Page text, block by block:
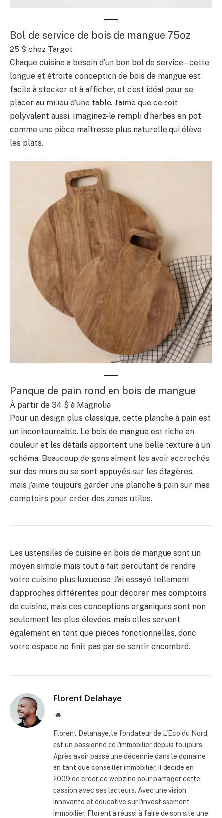
Bol de service de bois de mangue 75oz
25 $ chez Target
Chaque cuisine a besoin d’un bon bol de service – cette
longue et étroite conception de bois de mangue est
facile à stocker et à afficher, et c’est idéal pour se
placer au milieu d’une table. J’aime que ce soit
polyvalent aussi. Imaginez-le rempli d’herbes en pot
comme une pièce maîtresse plus naturelle qui élève
les plats.
Panque de pain rond en bois de mangue
À partir de 34 $ à Magnolia
Pour un design plus classique, cette planche à pain est
un incontournable. Le bois de mangue est riche en
couleur et les détails apportent une belle texture à un
schéma. Beaucoup de gens aiment les avoir accrochés
sur des murs ou se sont appuyés sur les étagères,
mais j’aime toujours garder une planche à pain sur mes
comptoirs pour créer des zones utiles.
Les ustensiles de cuisine en bois de mangue sont un
moyen simple mais tout à fait percutant de rendre
votre cuisine plus luxueuse. J’ai essayé tellement
d’approches différentes pour décorer mes comptoirs
de cuisine, mais ces conceptions organiques sont non
seulement les plus élevées, mais elles servent
également en tant que pièces fonctionnelles, donc
votre espace ne finit pas par se sentir encombré.
Florent Delahaye
Site
Florent Delahaye, le fondateur de L'Eco du Nord,
est un passionné de l'immobilier depuis toujours.
Après avoir passé une décennie dans le domaine
en tant que conseiller immobilier, il décide en
2009 de créer ce webzine pour partager cette
passion avec ses lecteurs. Avec une vision
innovante et éducative sur l'investissement
immobilier, Florent a réussi à faire de son site une